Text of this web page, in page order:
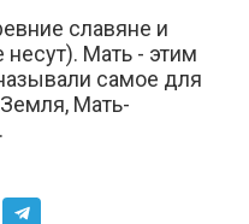
славяне и
Мать - этим
самое для
Мать-